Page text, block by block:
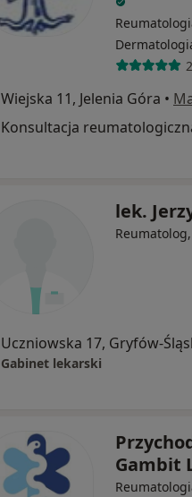
Wiejska 11, Jelenia Góra •
Konsultacja
lek.
Uczniowska 17, Gryfów-
Gabinet lekarski
Gambit